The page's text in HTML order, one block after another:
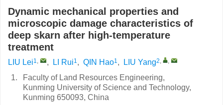
Dynamic mechanical properties and
microscopic damage characteristics of
deep skarn after high-temperature
treatment
LIU Lei1, , LI Rui1, QIN Hao1, LIU Yang2, ,
1.
Faculty of Land Resources Engineering,
Kunming University of Science and Technology,
Kunming 650093, China